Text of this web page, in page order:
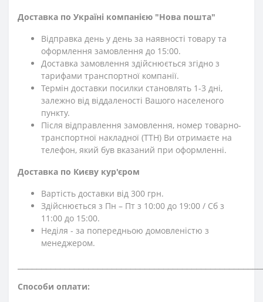
Доставка по Україні компанією "Нова пошта"
Відправка день у день за наявності товару та
оформлення замовлення до 15:00.
Доставка замовлення здійснюється згідно з
тарифами транспортної компанії.
Термін доставки посилки становлять 1-3 дні,
залежно від віддаленості Вашого населеного
пункту.
Після відправлення замовлення, номер товарно-
транспортної накладної (ТТН) Ви отримаєте на
телефон, який був вказаний при оформленні.
Доставка по Києву кур'єром
Вартість доставки від 300 грн.
Здійснюється з Пн – Пт з 10:00 до 19:00 / Сб з
11:00 до 15:00.
Неділя - за попередньою домовленістю з
менеджером.
Способи оплати: